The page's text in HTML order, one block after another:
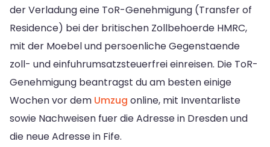
der Verladung eine ToR-Genehmigung (Transfer of
Residence) bei der britischen Zollbehoerde HMRC,
mit der Moebel und persoenliche Gegenstaende
zoll- und einfuhrumsatzsteuerfrei einreisen. Die ToR-
Genehmigung beantragst du am besten einige
Wochen vor dem Umzug online, mit Inventarliste
sowie Nachweisen fuer die Adresse in Dresden und
die neue Adresse in Fife.